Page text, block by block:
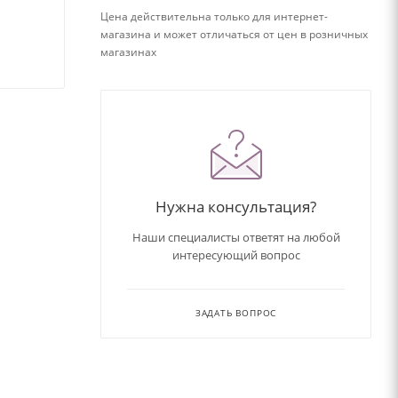
Цена действительна только для интернет-
магазина и может отличаться от цен в розничных
магазинах
Нужна консультация?
Наши специалисты ответят на любой
интересующий вопрос
ЗАДАТЬ ВОПРОС